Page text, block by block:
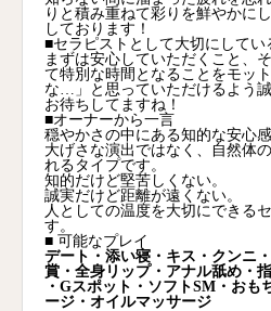
りと積み重ねて彩りを鮮やかに
しております！
■セラピストとして大切にしてい
まずは安心していただくこと、
て特別な時間となることをモッ
な…」と思っていただけるよう
お待ちしてますね！
■オーナーから一言
穏やかさの中にある知的な安心感
大げさな演出ではなく、自然体
れるタイプです。
知的だけど堅苦しくない。
誠実だけど距離が遠くない。
人としての温度を大切にできる
す。
■ 可能なプレイ
デート・添い寝・キス・クンニ
賞・全身リップ・アナル舐め・
・Gスポット・ソフトSM・おも
ージ・オイルマッサージ